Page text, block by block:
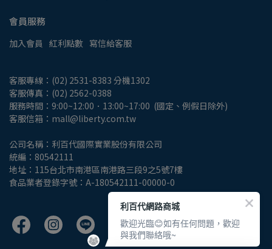
會員服務
加入會員 紅利點數 寫信給客服
客服專線：(02) 2531-8383 分機1302
客服傳真：(02) 2562-0388
服務時間：9:00~12:00．13:00~17:00  (國定、例假日除外)
客服信箱：mall@liberty.com.tw
公司名稱：利百代國際實業股份有限公司
統編：80542111
地址：115台北市南港區南港路三段9之5號7樓
食品業者登錄字號：A-180542111-00000-0
利百代網路商城
歡迎光臨😊如有任何問題，歡迎
與我們聯絡哦~